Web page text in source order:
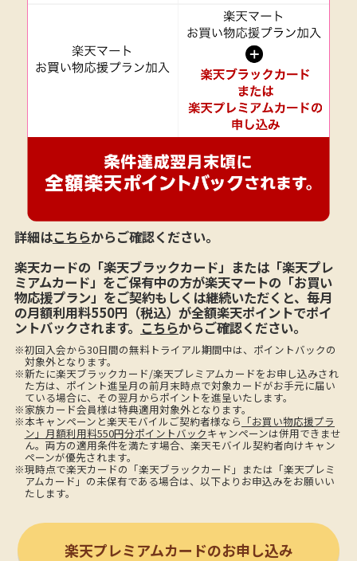
詳細はこちらからご確認ください。
楽天カードの「楽天ブラックカード」または「楽天プレ
ミアムカード」をご保有中の方が楽天マートの「お買い
物応援プラン」をご契約もしくは継続いただくと、毎月
の月額利用料550円（税込）が全額楽天ポイントでポイ
ントバックされます。 こちらからご確認ください。
※初回入会から30日間の無料トライアル期間中は、ポイントバックの
対象外となります。
※新たに楽天ブラックカード/楽天プレミアムカードをお申し込みされ
た方は、ポイント進呈月の前月末時点で対象カードがお手元に届い
ている場合に、その翌月からポイントを進呈いたします。
※家族カード会員様は特典適用対象外となります。
※本キャンペーンと楽天モバイルご契約者様なら 「お買い物応援プラ
ン」月額利用料550円分ポイントバックキャンペーンは併用できませ
ん。両方の適用条件を満たす場合、楽天モバイル契約者向けキャン
ペーンが優先されます。
※現時点で楽天カードの「楽天ブラックカード」または「楽天プレミ
アムカード」の未保有である場合は、以下よりお申込みをお願いい
たします。
楽天プレミアムカードのお申し込み